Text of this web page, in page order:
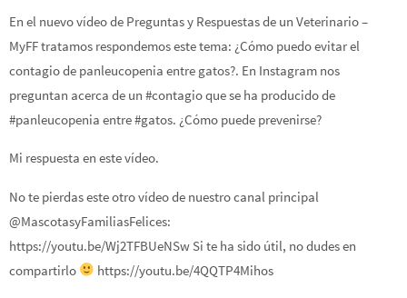
En el nuevo vídeo de Preguntas y Respuestas de un Veterinario –
MyFF tratamos respondemos este tema: ¿Cómo puedo evitar el
contagio de panleucopenia entre gatos?. En Instagram nos
preguntan acerca de un #contagio que se ha producido de
#panleucopenia entre #gatos. ¿Cómo puede prevenirse?
Mi respuesta en este vídeo.
No te pierdas este otro vídeo de nuestro canal principal
@MascotasyFamiliasFelices:
https://youtu.be/Wj2TFBUeNSw Si te ha sido útil, no dudes en
compartirlo
https://youtu.be/4QQTP4Mihos